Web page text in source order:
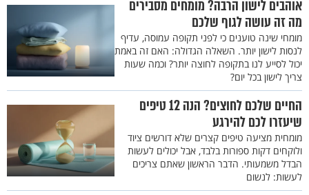
אוהבים לישון הרבה? מומחים מסבירים
מה זה עושה לגוף שלכם
מומחי שינה טוענים כי לפני תקופה עמוסה, עדיף
לנסות לישון יותר. השאלה הגדולה: האם זה באמת
יכול לסייע לנו בתקופה לחוצה יותר? וכמה שעות
צריך לישון בכל יום?
החיים שלכם לחוצים? הנה 12 טיפים
שיעזרו לכם להירגע
מומחית מציעה טיפים קצרים שלא דורשים ציוד
ולוקחים דקות ספורות בלבד, אבל יכולים לעשות
הבדל משמעותי. הדבר הראשון שאתם צריכים
לעשות: לנשום